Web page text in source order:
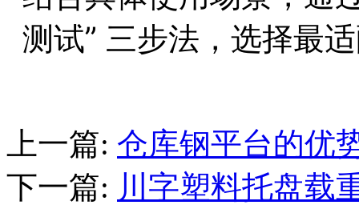
测试” 三步法，选择最
上一篇: 仓库钢平台的优
下一篇: 川字塑料托盘载